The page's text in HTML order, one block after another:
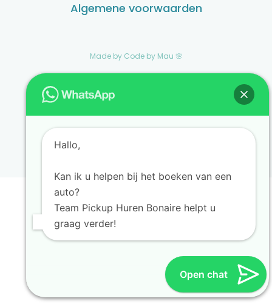
Algemene voorwaarden
Made by Code by Mau 🌸
Hallo,
Kan ik u helpen bij het boeken van een
auto?
Team Pickup Huren Bonaire helpt u
graag verder!
Open chat